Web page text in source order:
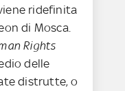
ridefinita
di Mosca.
Rights
delle
distrutte, o